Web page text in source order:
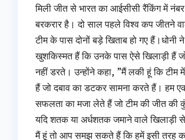
मिली जीत से भारत का आईसीसी रैंकिंग में
बरकरार है। दो साल पहले विश्व कप जीतने
टीम के पास दोनों बड़े खिताब हो गए हैं।धोनी
खुशकिस्मत हैं कि उनके पास ऐसे खिलाड़ी हैं
नहीं डरते। उन्होंने कहा, ”मैं लकी हूं कि टीम
हैं जो दबाव का डटकर सामना करते हैं। हम
सफलता का मजा लेते हैं जो टीम की जीत की
यदि शतक या अर्धशतक जमाने वाले
मैं हूं तो आप समझ सकते हैं कि हमें इसी तरह